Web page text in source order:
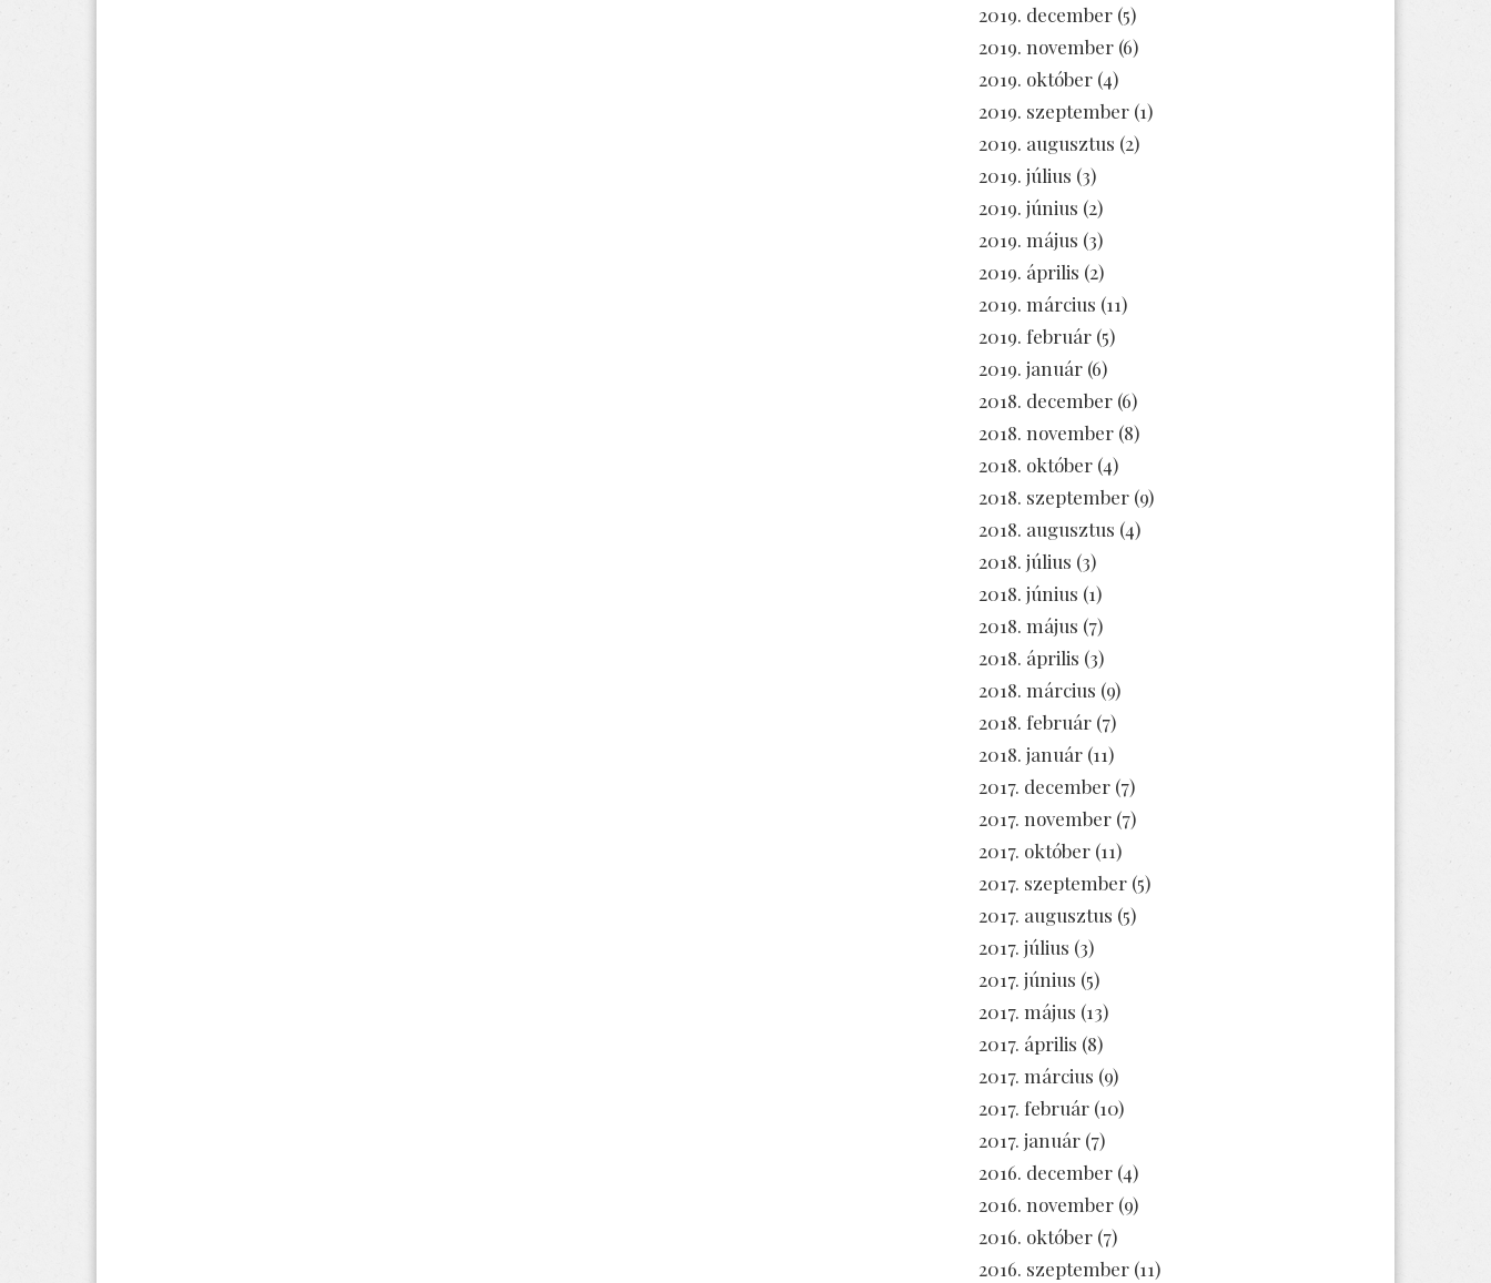
2019. december (5)
2019. november (6)
2019. október (4)
2019. szeptember (1)
2019. augusztus (2)
2019. július (3)
2019. június (2)
2019. május (3)
2019. április (2)
2019. március (11)
2019. február (5)
2019. január (6)
2018. december (6)
2018. november (8)
2018. október (4)
2018. szeptember (9)
2018. augusztus (4)
2018. július (3)
2018. június (1)
2018. május (7)
2018. április (3)
2018. március (9)
2018. február (7)
2018. január (11)
2017. december (7)
2017. november (7)
2017. október (11)
2017. szeptember (5)
2017. augusztus (5)
2017. július (3)
2017. június (5)
2017. május (13)
2017. április (8)
2017. március (9)
2017. február (10)
2017. január (7)
2016. december (4)
2016. november (9)
2016. október (7)
2016. szeptember (11)